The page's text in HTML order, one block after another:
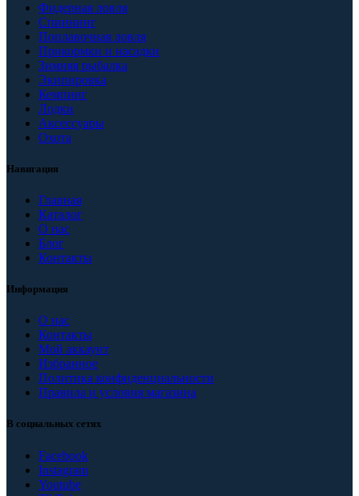
Фидерная ловля
Спиннинг
Поплавочная ловля
Прикормки и насадки
Зимняя рыбалка
Экипировка
Кемпинг
Лодки
Аксессуары
Охота
Навигация
Главная
Каталог
О нас
Блог
Контакты
Информация
О нас
Контакты
Мой аккаунт
Избранное
Политика конфиденциальности
Правила и условия магазина
В социальных сетях
Facebook
Instagram
Youtube